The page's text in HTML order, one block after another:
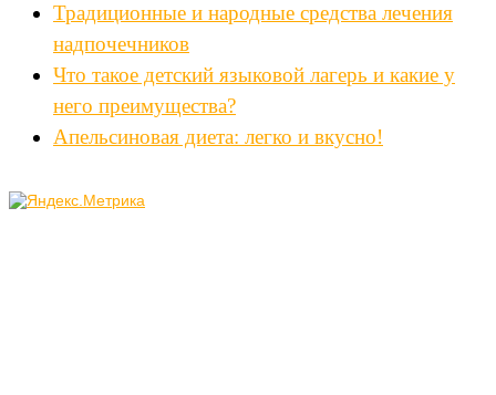
Традиционные и народные средства лечения
надпочечников
Что такое детский языковой лагерь и какие у
него преимущества?
Апельсиновая диета: легко и вкусно!